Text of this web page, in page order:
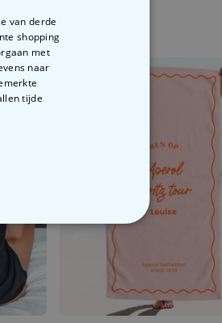
van derde
shopping
met
naar
tijde
OVERIGE